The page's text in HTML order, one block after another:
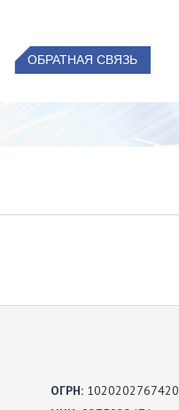
ОБРАТНАЯ СВЯЗЬ
ОГРН: 1020202767420